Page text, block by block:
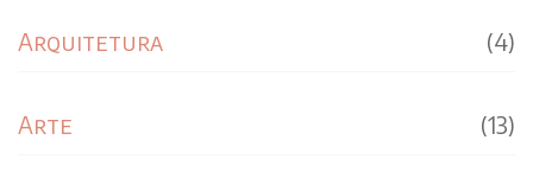
Arquitetura (4)
Arte (13)